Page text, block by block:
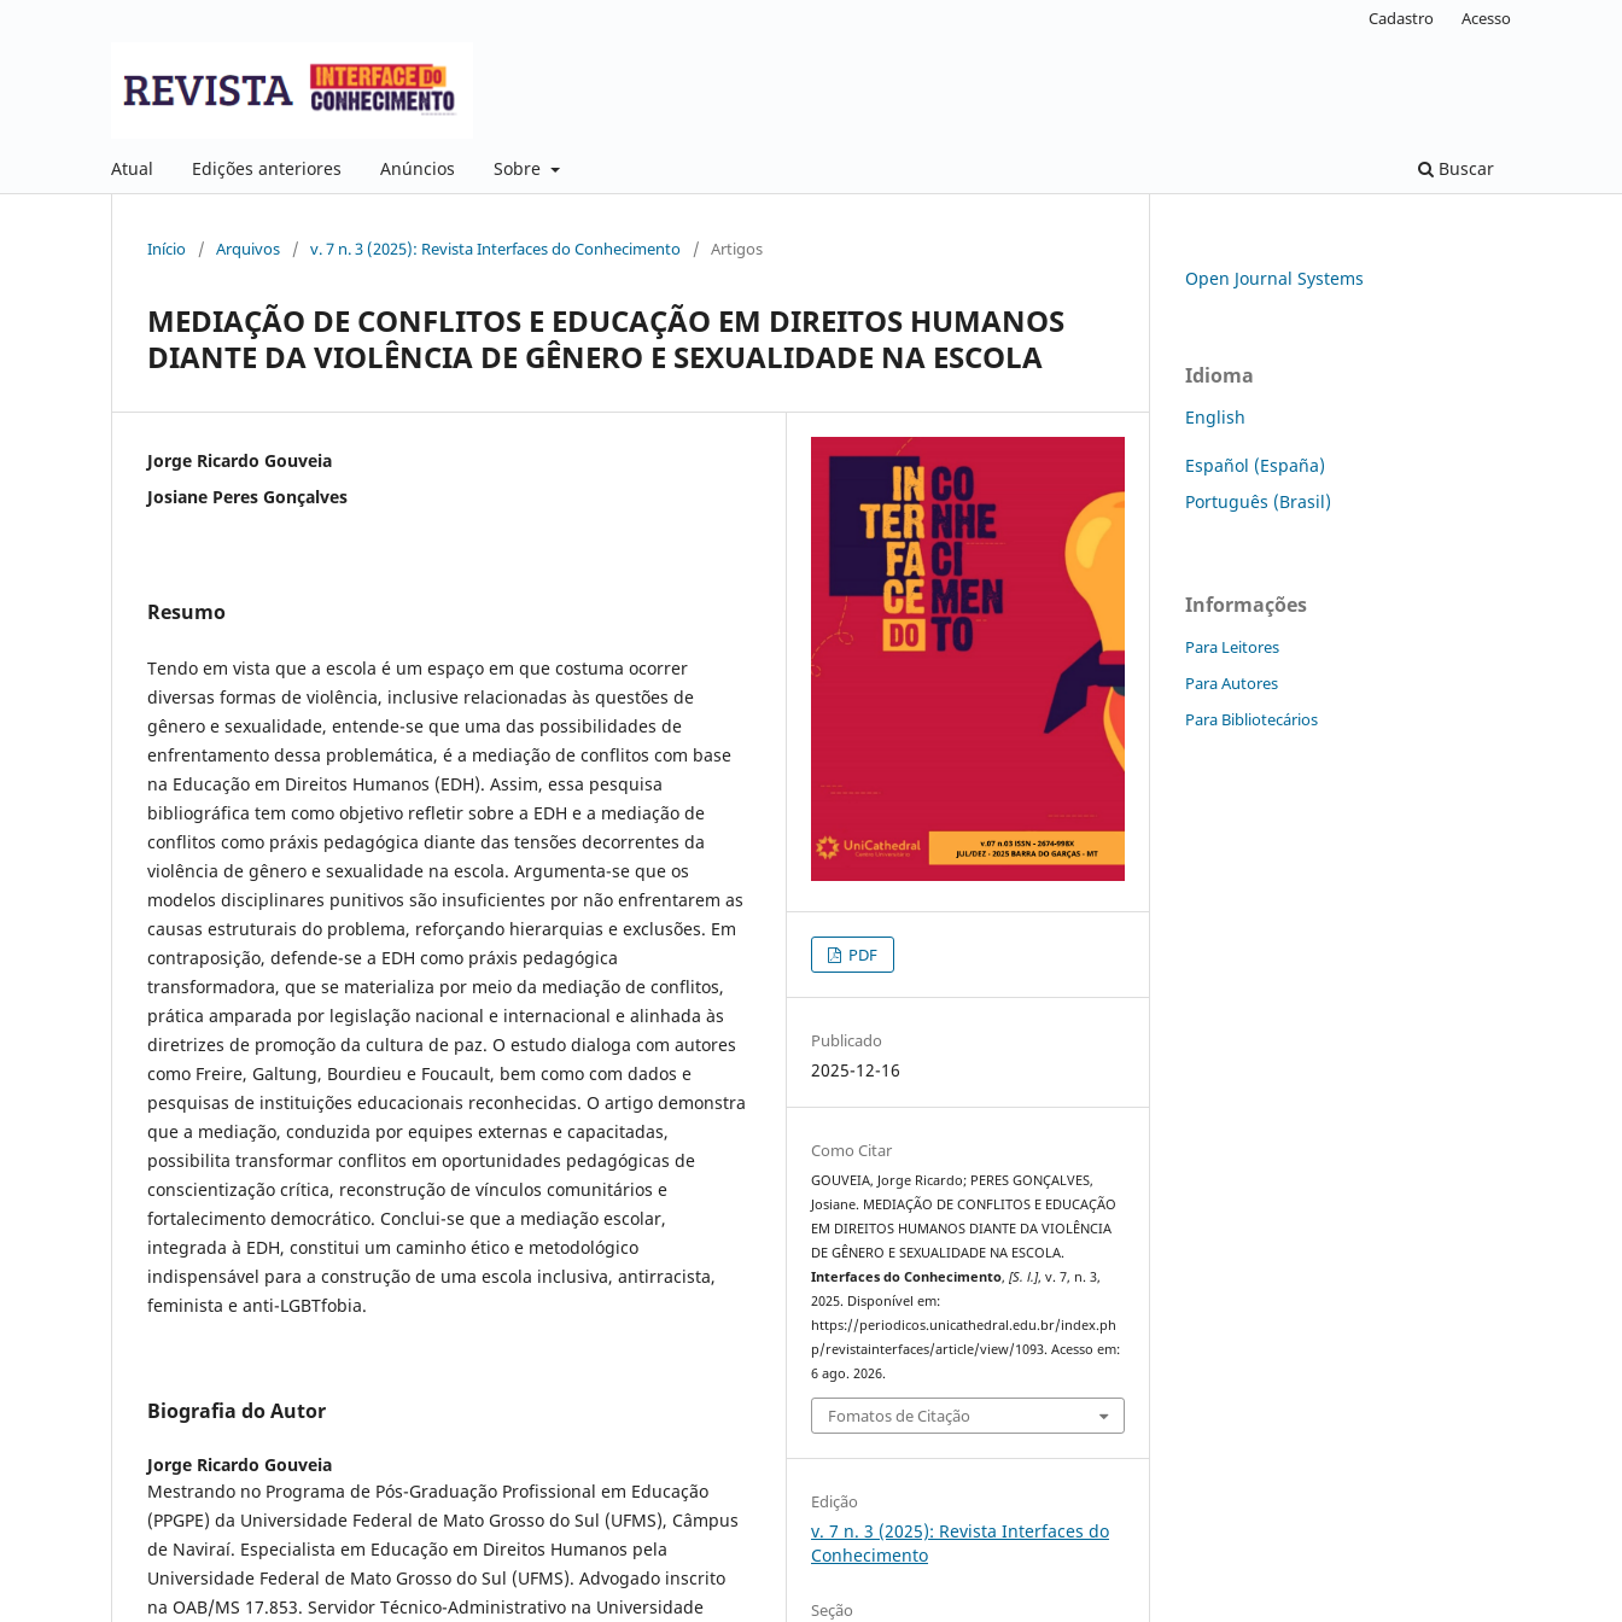
Atual Edições anteriores Anúncios Sobre Buscar
Cadastro Acesso
Início / Arquivos / v. 7 n. 3 (2025): Revista Interfaces do Conhecimento / Artigos
MEDIAÇÃO DE CONFLITOS E EDUCAÇÃO EM DIREITOS HUMANOS
DIANTE DA VIOLÊNCIA DE GÊNERO E SEXUALIDADE NA ESCOLA
Jorge Ricardo Gouveia
Josiane Peres Gonçalves
Resumo
Tendo em vista que a escola é um espaço em que costuma ocorrer
diversas formas de violência, inclusive relacionadas às questões de
gênero e sexualidade, entende-se que uma das possibilidades de
enfrentamento dessa problemática, é a mediação de conflitos com base
na Educação em Direitos Humanos (EDH). Assim, essa pesquisa
bibliográfica tem como objetivo refletir sobre a EDH e a mediação de
conflitos como práxis pedagógica diante das tensões decorrentes da
violência de gênero e sexualidade na escola. Argumenta-se que os
modelos disciplinares punitivos são insuficientes por não enfrentarem as
causas estruturais do problema, reforçando hierarquias e exclusões. Em
contraposição, defende-se a EDH como práxis pedagógica
transformadora, que se materializa por meio da mediação de conflitos,
prática amparada por legislação nacional e internacional e alinhada às
diretrizes de promoção da cultura de paz. O estudo dialoga com autores
como Freire, Galtung, Bourdieu e Foucault, bem como com dados e
pesquisas de instituições educacionais reconhecidas. O artigo demonstra
que a mediação, conduzida por equipes externas e capacitadas,
possibilita transformar conflitos em oportunidades pedagógicas de
conscientização crítica, reconstrução de vínculos comunitários e
fortalecimento democrático. Conclui-se que a mediação escolar,
integrada à EDH, constitui um caminho ético e metodológico
indispensável para a construção de uma escola inclusiva, antirracista,
feminista e anti-LGBTfobia.
Biografia do Autor
Jorge Ricardo Gouveia
Mestrando no Programa de Pós-Graduação Profissional em Educação
(PPGPE) da Universidade Federal de Mato Grosso do Sul (UFMS), Câmpus
de Naviraí. Especialista em Educação em Direitos Humanos pela
Universidade Federal de Mato Grosso do Sul (UFMS). Advogado inscrito
na OAB/MS 17.853. Servidor Técnico-Administrativo na Universidade
PDF
Publicado
2025-12-16
Como Citar
GOUVEIA, Jorge Ricardo; PERES GONÇALVES,
Josiane. MEDIAÇÃO DE CONFLITOS E EDUCAÇÃO
EM DIREITOS HUMANOS DIANTE DA VIOLÊNCIA
DE GÊNERO E SEXUALIDADE NA ESCOLA.
Interfaces do Conhecimento,[S. l.], v. 7, n. 3,
2025. Disponível em:
https://periodicos.unicathedral.edu.br/index.ph
p/revistainterfaces/article/view/1093. Acesso em:
6 ago. 2026.
Fomatos de Citação
Edição
v. 7 n. 3 (2025): Revista Interfaces do
Conhecimento
Seção
Open Journal Systems
Idioma
English
Español (España)
Português (Brasil)
Informações
Para Leitores
Para Autores
Para Bibliotecários